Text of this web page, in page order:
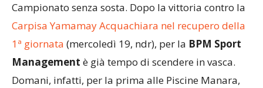
Campionato senza sosta. Dopo la vittoria contro la
Carpisa Yamamay Acquachiara nel recupero della
1ª giornata (mercoledì 19, ndr), per la BPM Sport
Management è già tempo di scendere in vasca.
Domani, infatti, per la prima alle Piscine Manara,